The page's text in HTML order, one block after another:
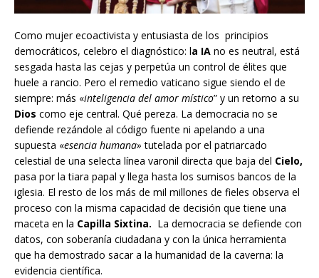
Como mujer ecoactivista y entusiasta de los principios
democráticos, celebro el diagnóstico: la IA no es neutral, está
sesgada hasta las cejas y perpetúa un control de élites que
huele a rancio. Pero el remedio vaticano sigue siendo el de
siempre: más «inteligencia del amor místico” y un retorno a su
Dios como eje central. Qué pereza. La democracia no se
defiende rezándole al código fuente ni apelando a una
supuesta «esencia humana» tutelada por el patriarcado
celestial de una selecta línea varonil directa que baja del Cielo,
pasa por la tiara papal y llega hasta los sumisos bancos de la
iglesia. El resto de los más de mil millones de fieles observa el
proceso con la misma capacidad de decisión que tiene una
maceta en la Capilla Sixtina. La democracia se defiende con
datos, con soberanía ciudadana y con la única herramienta
que ha demostrado sacar a la humanidad de la caverna: la
evidencia científica.